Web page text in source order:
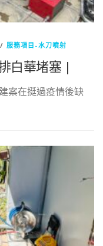
/ 服務項目-水刀噴射
白華堵塞 |
案在挺過疫情後缺